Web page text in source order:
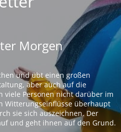
Morgen
und übt einen großen
aber auch auf die
viele Personen nicht darüber im
Witterungseinflüsse überhaupt
sie sich auszeichnen. Der
und geht ihnen auf den Grund.